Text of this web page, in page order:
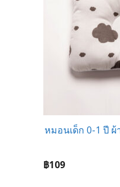
หมอนเด็ก 0-1 ปี
฿109